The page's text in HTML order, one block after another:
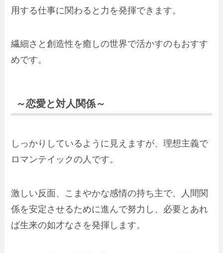
用する仕事に関わると力を発揮できます。
繊細さと創造性を癒しの世界で活かすのもおすす
めです。
～恋愛と対人関係～
しっかりしているように見えますが、理想主義で
ロマンテイックの人です。
激しい反面、こまやかな感情の持ち主で、人間関
係を安定させるために進んで努力し、必要とあれ
ば生来の如才なさを発揮します。